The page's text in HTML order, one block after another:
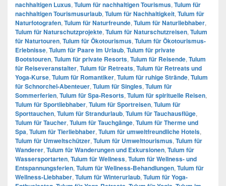
nachhaltigen Luxus, Tulum für nachhaltigen Tourismus, Tulum für
nachhaltigen Tourismusurlaub, Tulum für Nachhaltigkeit, Tulum für
Naturfotografen, Tulum für Naturfreunde, Tulum für Naturliebhaber,
Tulum für Naturschutzprojekte, Tulum für Naturschutzreisen, Tulum
für Naturtouren, Tulum für Ökotourismus, Tulum für Ökotourismus-
Erlebnisse, Tulum für Paare im Urlaub, Tulum für private
Bootstouren, Tulum für private Resorts, Tulum für Reisende, Tulum
für Reiseveranstalter, Tulum für Retreats, Tulum für Retreats und
Yoga-Kurse, Tulum für Romantiker, Tulum für ruhige Strände, Tulum
für Schnorchel-Abenteuer, Tulum für Singles, Tulum für
Sommerferien, Tulum für Spa-Resorts, Tulum für spirituelle Reisen,
Tulum für Sportliebhaber, Tulum für Sportreisen, Tulum für
Sporttauchen, Tulum für Strandurlaub, Tulum für Tauchausflüge,
Tulum für Taucher, Tulum für Tauchgänge, Tulum für Therme und
Spa, Tulum für Tierliebhaber, Tulum für umweltfreundliche Hotels,
Tulum für Umweltschützer, Tulum für Umwelttourismus, Tulum für
Wanderer, Tulum für Wanderungen und Exkursionen, Tulum für
Wassersportarten, Tulum für Wellness, Tulum für Wellness- und
Entspannungsferien, Tulum für Wellness-Behandlungen, Tulum für
Wellness-Liebhaber, Tulum für Winterurlaub, Tulum für Yoga-